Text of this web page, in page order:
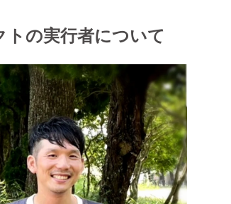
トの実行者について